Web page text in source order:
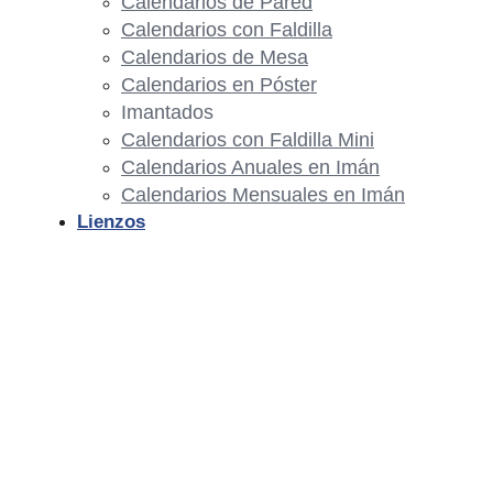
Calendarios con Faldilla
Calendarios de Mesa
Calendarios en Póster
Imantados
Calendarios con Faldilla Mini
Calendarios Anuales en Imán
Calendarios Mensuales en Imán
Lienzos